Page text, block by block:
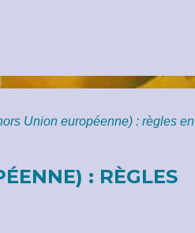
Union européenne) : règles en
: RÈGLES